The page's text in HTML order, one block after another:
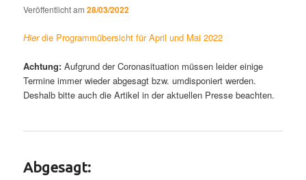
Veröffentlicht am28/03/2022
Hierdie Programmübersicht für April und Mai 2022
Achtung: Aufgrund der Coronasituation müssen leider einige
Termine immer wieder abgesagt bzw. umdisponiert werden.
Deshalb bitte auch die Artikel in der aktuellen Presse beachten.
Abgesagt: